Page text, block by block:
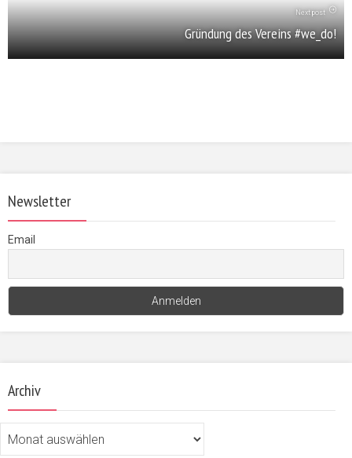
Next post
Gründung des Vereins #we_do!
Newsletter
Email
Archiv
Archiv